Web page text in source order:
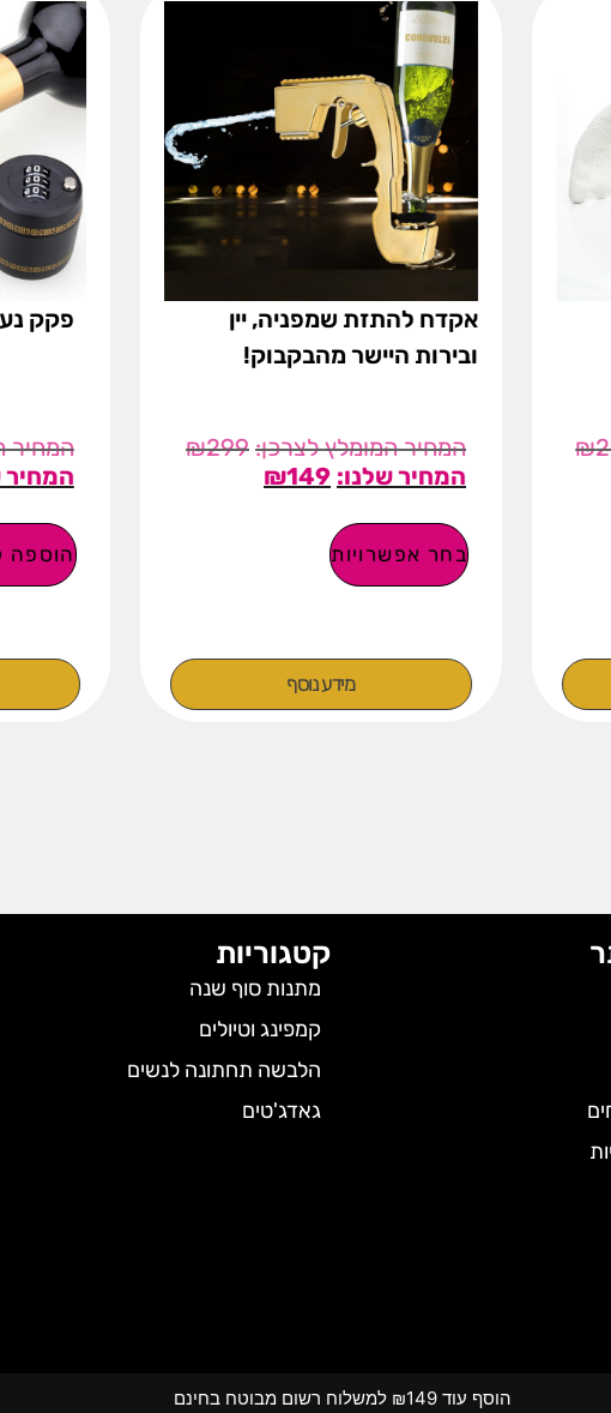
שמפניה, יין
מהבקבוק!
₪299
מידע נוסף
פקק נעילה לבקבוק יין עם קוד
₪100
₪
מידע נוסף
קטגוריות
מתנות סוף שנה
קמפינג וטיולים
הלבשה תחתונה לנשים
גאדג'טים
הוסף עוד ₪149 למשלוח רשום מבוטח בחינם